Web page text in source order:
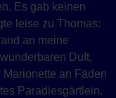
Es gab keinen
leise zu Thomas:
an meine
Duft,
Marionette an Fäden
Paradiesgärtlein.